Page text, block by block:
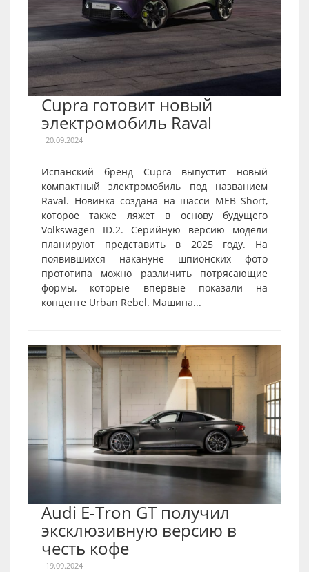
Cupra готовит новый
электромобиль Raval
20.09.2024
Испанский бренд Cupra выпустит новый
компактный электромобиль под названием
Raval. Новинка создана на шасси MEB Short,
которое также ляжет в основу будущего
Volkswagen ID.2. Серийную версию модели
планируют представить в 2025 году. На
появившихся накануне шпионских фото
прототипа можно различить потрясающие
формы, которые впервые показали на
концепте Urban Rebel. Машина...
Audi E-Tron GT получил
эксклюзивную версию в
честь кофе
19.09.2024